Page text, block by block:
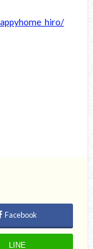
Facebook
LINE